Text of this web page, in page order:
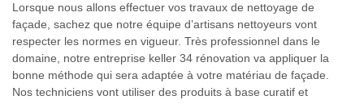
Lorsque nous allons effectuer vos travaux de nettoyage de
façade, sachez que notre équipe d’artisans nettoyeurs vont
respecter les normes en vigueur. Très professionnel dans le
domaine, notre entreprise keller 34 rénovation va appliquer la
bonne méthode qui sera adaptée à votre matériau de façade.
Nos techniciens vont utiliser des produits à base curatif et